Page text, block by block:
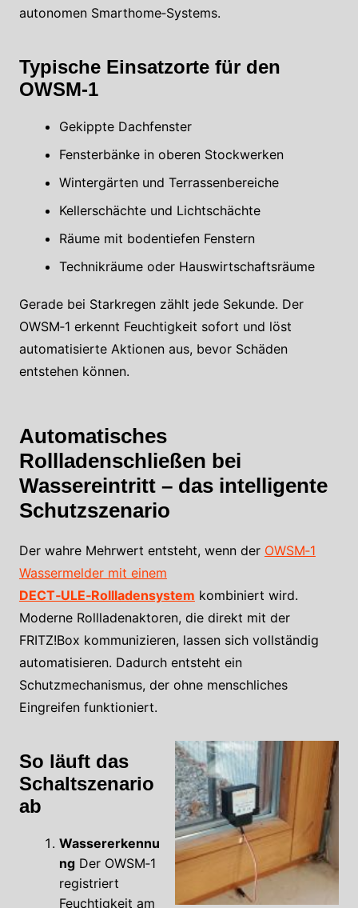
autonomen Smarthome‑Systems.
Typische Einsatzorte für den
OWSM‑1
Gekippte Dachfenster
Fensterbänke in oberen Stockwerken
Wintergärten und Terrassenbereiche
Kellerschächte und Lichtschächte
Räume mit bodentiefen Fenstern
Technikräume oder Hauswirtschaftsräume
Gerade bei Starkregen zählt jede Sekunde. Der
OWSM‑1 erkennt Feuchtigkeit sofort und löst
automatisierte Aktionen aus, bevor Schäden
entstehen können.
Automatisches
Rollladenschließen bei
Wassereintritt – das intelligente
Schutzszenario
Der wahre Mehrwert entsteht, wenn der OWSM‑1
Wassermelder mit einem
DECT‑ULE‑Rollladensystem kombiniert wird.
Moderne Rollladenaktoren, die direkt mit der
FRITZ!Box kommunizieren, lassen sich vollständig
automatisieren. Dadurch entsteht ein
Schutzmechanismus, der ohne menschliches
Eingreifen funktioniert.
So läuft das
Schaltszenario
ab
Wassererkennu
ngDer OWSM‑1
registriert
Feuchtigkeit am